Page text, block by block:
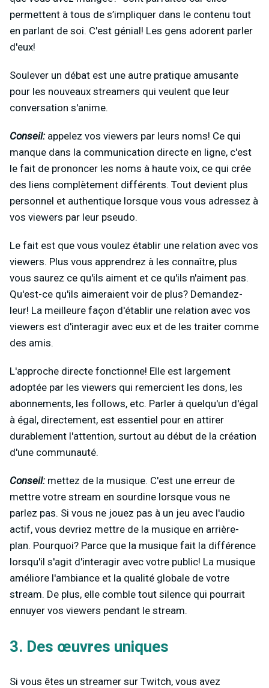
permettent à tous de s’impliquer dans le contenu tout
en parlant de soi. C'est génial! Les gens adorent parler
d'eux!
Soulever un débat est une autre pratique amusante
pour les nouveaux streamers qui veulent que leur
conversation s'anime.
Conseil: appelez vos viewers par leurs noms! Ce qui
manque dans la communication directe en ligne, c'est
le fait de prononcer les noms à haute voix, ce qui crée
des liens complètement différents. Tout devient plus
personnel et authentique lorsque vous vous adressez à
vos viewers par leur pseudo.
Le fait est que vous voulez établir une relation avec vos
viewers. Plus vous apprendrez à les connaître, plus
vous saurez ce qu'ils aiment et ce qu'ils n'aiment pas.
Qu'est-ce qu'ils aimeraient voir de plus? Demandez-
leur! La meilleure façon d'établir une relation avec vos
viewers est d'interagir avec eux et de les traiter comme
des amis.
L'approche directe fonctionne! Elle est largement
adoptée par les viewers qui remercient les dons, les
abonnements, les follows, etc. Parler à quelqu'un d'égal
à égal, directement, est essentiel pour en attirer
durablement l'attention, surtout au début de la création
d'une communauté.
Conseil: mettez de la musique. C'est une erreur de
mettre votre stream en sourdine lorsque vous ne
parlez pas. Si vous ne jouez pas à un jeu avec l'audio
actif, vous devriez mettre de la musique en arrière-
plan. Pourquoi? Parce que la musique fait la différence
lorsqu'il s'agit d'interagir avec votre public! La musique
améliore l'ambiance et la qualité globale de votre
stream. De plus, elle comble tout silence qui pourrait
ennuyer vos viewers pendant le stream.
3. Des œuvres uniques
Si vous êtes un streamer sur Twitch, vous avez